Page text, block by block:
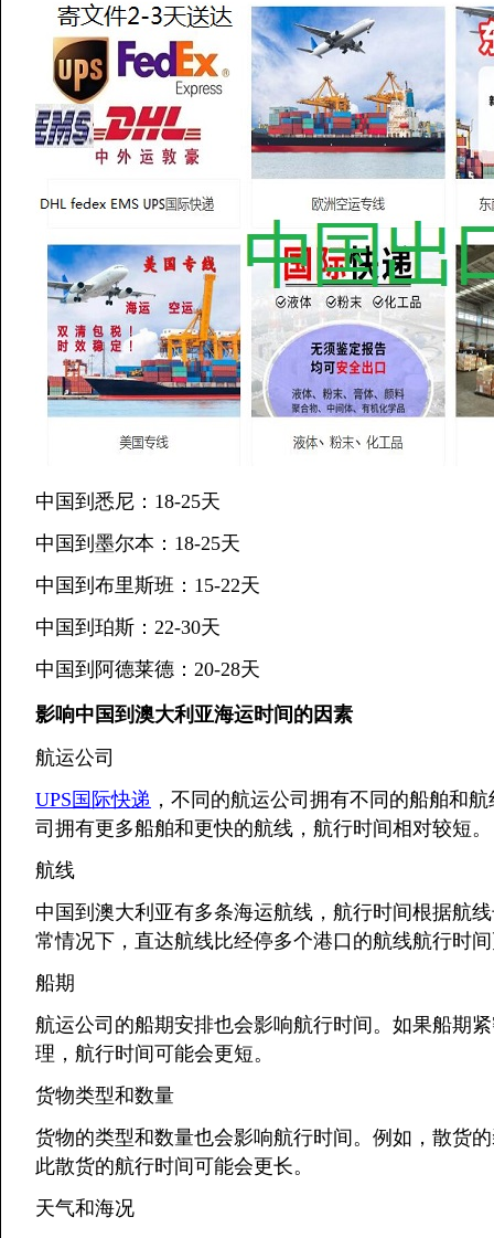
中国到悉尼：18-25天
中国到墨尔本：18-25天
中国到布里斯班：15-22天
中国到珀斯：22-30天
中国到阿德莱德：20-28天
影响中国到澳大利亚海运时间的因素
航运公司
UPS国际快递 ，不同的航运公司拥有不同的船舶和
司拥有更多船舶和更快的航线，航行时间相对较短。
航线
中国到澳大利亚有多条海运航线，航行时间根据航
常情况下，直达航线比经停多个港口的航线航行时
船期
航运公司的船期安排也会影响航行时间。如果船期
理，航行时间可能会更短。
货物类型和数量
货物的类型和数量也会影响航行时间。例如，散货
此散货的航行时间可能会更长。
天气和海况